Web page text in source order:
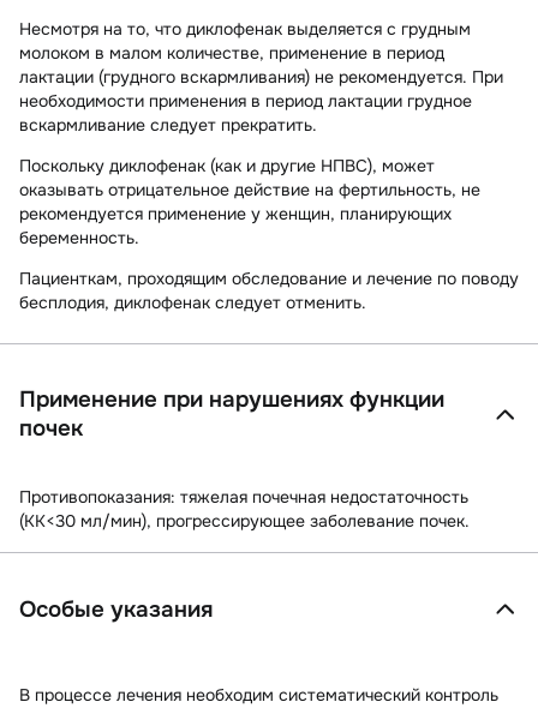
Несмотря на то, что диклофенак выделяется с грудным
молоком в малом количестве, применение в период
лактации (грудного вскармливания) не рекомендуется. При
необходимости применения в период лактации грудное
вскармливание следует прекратить.
Поскольку диклофенак (как и другие НПВС), может
оказывать отрицательное действие на фертильность, не
рекомендуется применение у женщин, планирующих
беременность.
Пациенткам, проходящим обследование и лечение по поводу
бесплодия, диклофенак следует отменить.
Применение при нарушениях функции
почек
Противопоказания: тяжелая почечная недостаточность
(КК<30 мл/мин), прогрессирующее заболевание почек.
Особые указания
В процессе лечения необходим систематический контроль